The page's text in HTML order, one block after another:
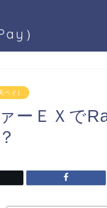
）
ペイ）
ーＥＸで